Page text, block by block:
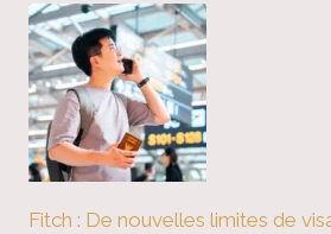
Fitch : De nouvelles limites de